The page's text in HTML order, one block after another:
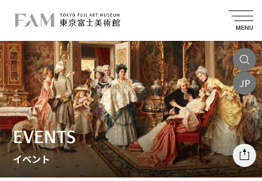
MENU
JP
EVENTS
イベント